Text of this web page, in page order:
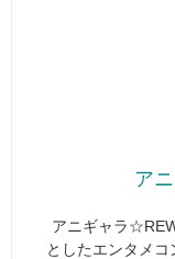
ア
アニギャラ
としたエンタメ